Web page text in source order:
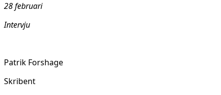
28 februari
Intervju
Patrik Forshage
Skribent